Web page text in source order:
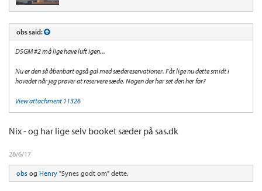
obs said:
DSGM #2 må lige have luft igen...
Nu er den så åbenbart også gal med sædereservationer. Får lige nu dette smidt i
hovedet når jeg prøver at reservere sæde. Nogen der har set den her før?
View attachment 11326
Nix - og har lige selv booket sæder på sas.dk
28/6/17
obs og Henry "Synes godt om" dette.